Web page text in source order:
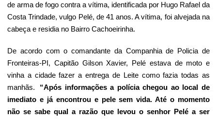
de arma de fogo contra a vítima, identificada por Hugo Rafael da
Costa Trindade, vulgo Pelé, de 41 anos. A vítima, foi alvejada na
cabeça e residia no Bairro Cachoeirinha.
De acordo com o comandante da Companhia de Policia de
Fronteiras-PI, Capitão Gilson Xavier, Pelé estava de moto e
vinha a cidade fazer a entrega de Leite como fazia todas as
manhãs.
“Após informações a polícia chegou ao local de
imediato e já encontrou e pele sem vida. Até o momento
não se sabe qual a razão que levou o senhor Pelé a ser